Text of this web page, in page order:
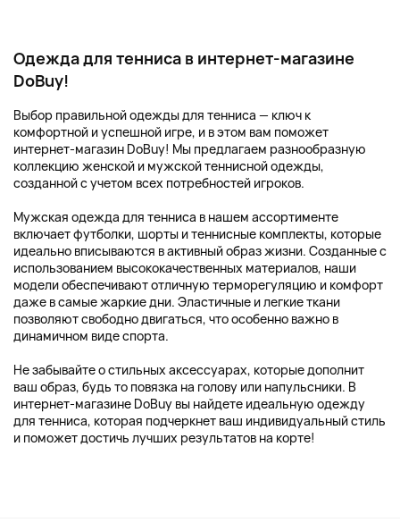
Одежда для тенниса в интернет-магазине
DoBuy!
Выбор правильной одежды для тенниса — ключ к
комфортной и успешной игре, и в этом вам поможет
интернет-магазин DoBuy! Мы предлагаем разнообразную
коллекцию женской и мужской теннисной одежды,
созданной с учетом всех потребностей игроков.
Мужская одежда для тенниса в нашем ассортименте
включает футболки, шорты и теннисные комплекты, которые
идеально вписываются в активный образ жизни. Созданные с
использованием высококачественных материалов, наши
модели обеспечивают отличную терморегуляцию и комфорт
даже в самые жаркие дни. Эластичные и легкие ткани
позволяют свободно двигаться, что особенно важно в
динамичном виде спорта.
Не забывайте о стильных аксессуарах, которые дополнит
ваш образ, будь то повязка на голову или напульсники. В
интернет-магазине DoBuy вы найдете идеальную одежду
для тенниса, которая подчеркнет ваш индивидуальный стиль
и поможет достичь лучших результатов на корте!